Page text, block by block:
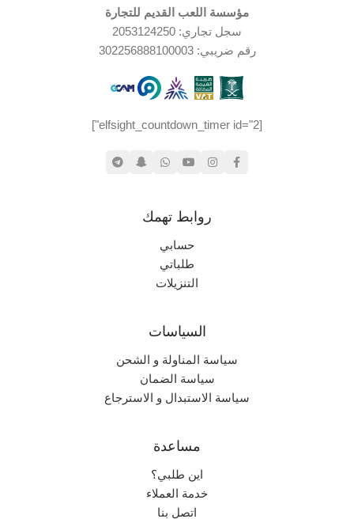
حالة المنتج
مستخدم بحالة جيدة جدا
مؤسسة اللعب القديم للتجارة
سجل تجاري: 2053124250
رقم ضريبي: 302256888100003
[elfsight_countdown_timer id="2"]
روابط تهمك
حسابي
طلباتي
التنزيلات
السياسات
سياسة المناولة و الشحن
سياسة الضمان
سياسة الاستبدال و الاسترجاع
مساعدة
اين طلبي؟
خدمة العملاء
اتصل بنا